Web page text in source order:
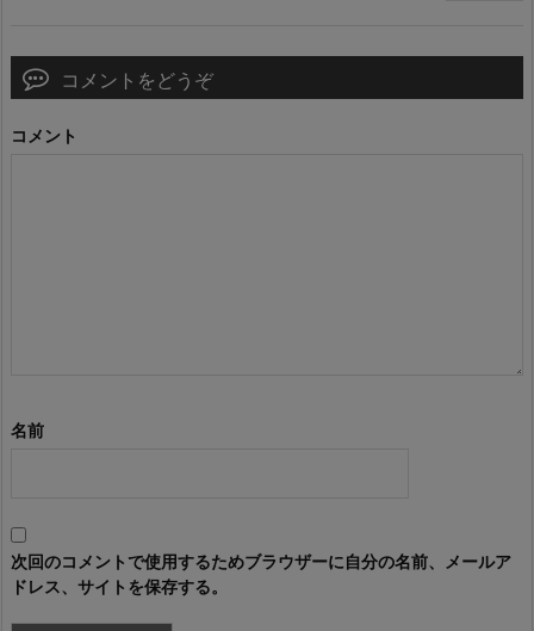
コメントをどうぞ
コメント
名前
次回のコメントで使用するためブラウザーに自分の名前、メールア
ドレス、サイトを保存する。